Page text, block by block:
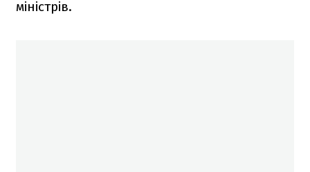
міністрів.